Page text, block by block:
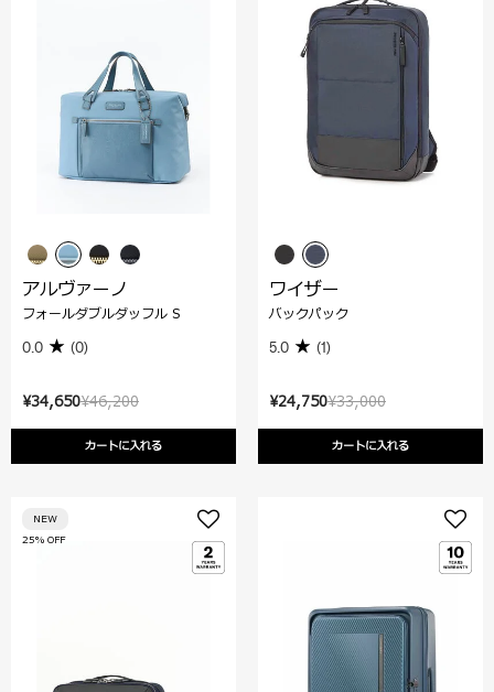
¥46,200
¥34,650
カートに入れる
アルヴァーノ
フォールダブルダッフル S
0.0 (0)
¥33,000
¥24,750
カートに入れる
ワイザー
バックパック
5.0 (1)
25% OFF
NEW